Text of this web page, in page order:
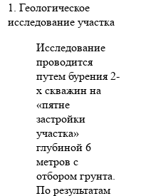
1. Геологическое
исследование участка
Исследование
проводится
путем бурения 2-
х скважин на
«пятне
застройки
участка»
глубиной 6
метров с
отбором грунта.
По результатам